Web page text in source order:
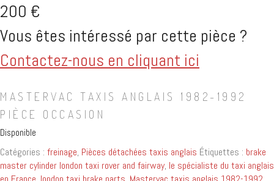
200 €
Vous êtes intéressé par cette pièce ?
Contactez-nous en cliquant ici
MASTERVAC TAXIS ANGLAIS 1982-1992
PIÈCE OCCASION
Disponible
Catégories : freinage, Pièces détachées taxis anglais Étiquettes : brake
master cylinder london taxi rover and fairway, le spécialiste du taxi anglais